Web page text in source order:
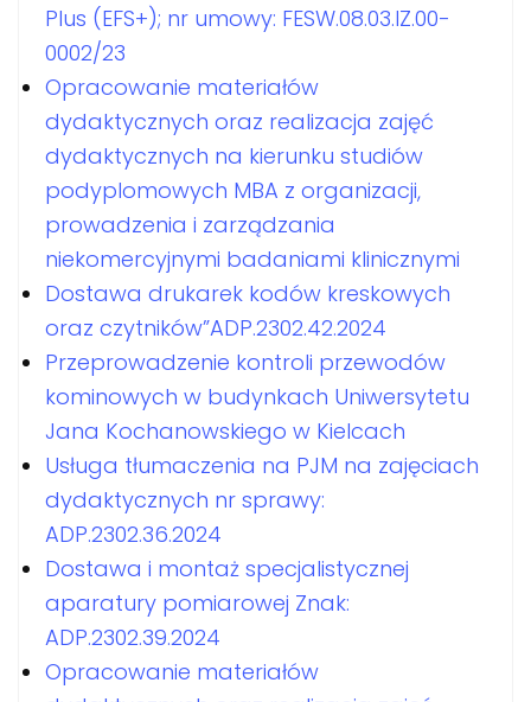
Plus (EFS+); nr umowy: FESW.08.03.IZ.00-
0002/23
Opracowanie materiałów
dydaktycznych oraz realizacja zajęć
dydaktycznych na kierunku studiów
podyplomowych MBA z organizacji,
prowadzenia i zarządzania
niekomercyjnymi badaniami klinicznymi
Dostawa drukarek kodów kreskowych
oraz czytników”ADP.2302.42.2024
Przeprowadzenie kontroli przewodów
kominowych w budynkach Uniwersytetu
Jana Kochanowskiego w Kielcach
Usługa tłumaczenia na PJM na zajęciach
dydaktycznych nr sprawy:
ADP.2302.36.2024
Dostawa i montaż specjalistycznej
aparatury pomiarowej Znak:
ADP.2302.39.2024
Opracowanie materiałów